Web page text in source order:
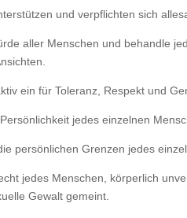
und verpflichten sich
aller Menschen und behandle
ein für Toleranz, Respekt und
jedes einzelnen
persönlichen Grenzen jedes
jedes Menschen, körperlich
Gewalt gemeint.